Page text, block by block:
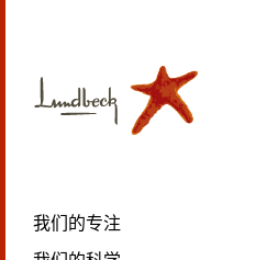
我们的专注